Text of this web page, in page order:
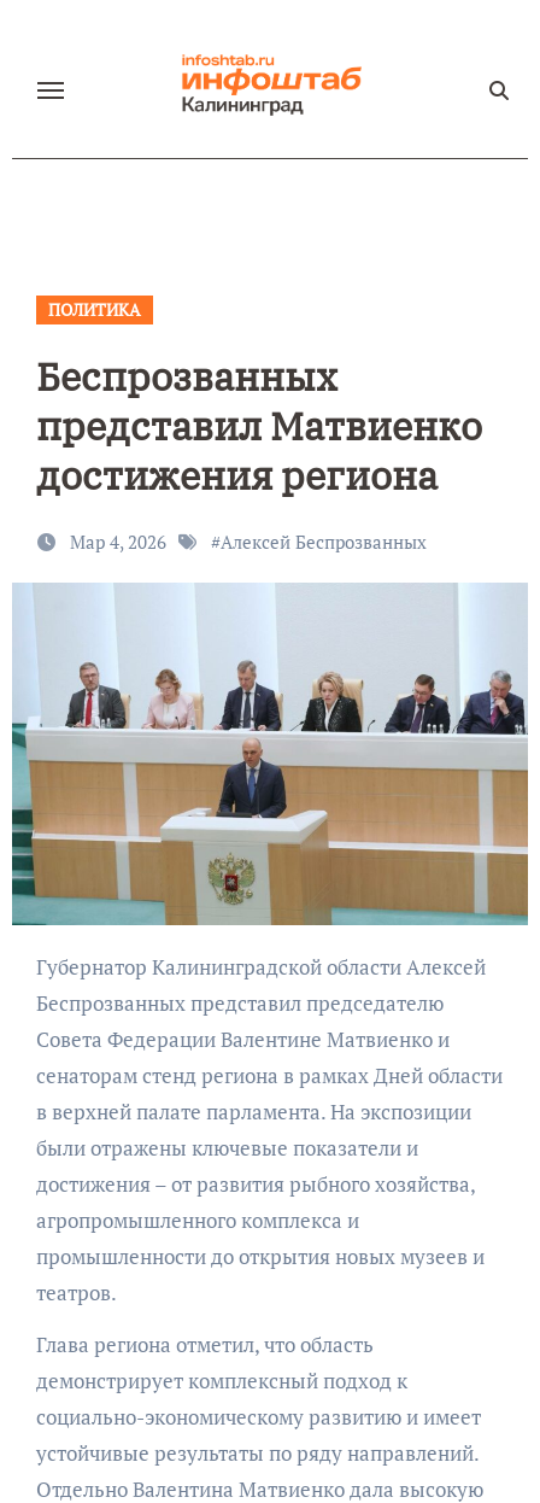
содержанию
ПОЛИТИКА
Беспрозванных
представил Матвиенко
достижения региона
Мар 4, 2026 #Алексей Беспрозванных
Губернатор Калининградской области Алексей
Беспрозванных представил председателю
Совета Федерации Валентине Матвиенко и
сенаторам стенд региона в рамках Дней области
в верхней палате парламента. На экспозиции
были отражены ключевые показатели и
достижения – от развития рыбного хозяйства,
агропромышленного комплекса и
промышленности до открытия новых музеев и
театров.
Глава региона отметил, что область
демонстрирует комплексный подход к
социально-экономическому развитию и имеет
устойчивые результаты по ряду направлений.
Отдельно Валентина Матвиенко дала высокую